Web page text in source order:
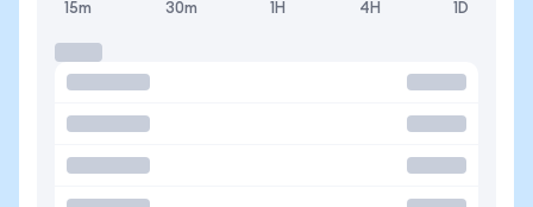
15m 30m 1H 4H 1D